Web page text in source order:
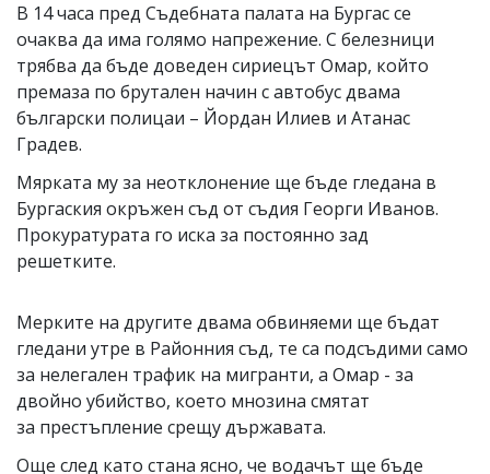
В 14 часа пред Съдебната палата на Бургас се
очаква да има голямо напрежение. С белезници
трябва да бъде доведен сириецът Омар, който
премаза по брутален начин с автобус двама
български полицаи – Йордан Илиев и Атанас
Градев.
Мярката му за неотклонение ще бъде гледана в
Бургаския окръжен съд от съдия Георги Иванов.
Прокуратурата го иска за постоянно зад
решетките.
Мерките на другите двама обвиняеми ще бъдат
гледани утре в Районния съд, те са подсъдими само
за нелегален трафик на мигранти, а Омар - за
двойно убийство, което мнозина смятат
за престъпление срещу държавата.
Още след като стана ясно, че водачът ще бъде